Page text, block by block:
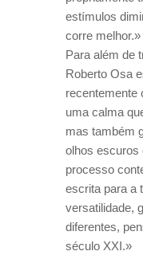
estímulos
corre melhor.»
Para além de
Roberto Osa
recentemente
uma calma
mas também
olhos escuros
processo
escrita para a
versatilidade,
diferentes,
século XXI.»